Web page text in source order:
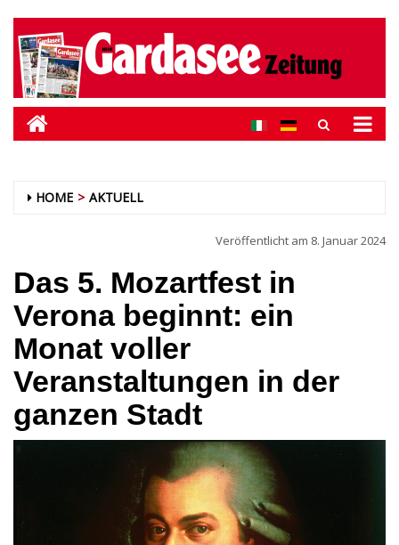
HOME AKTUELL
Veröffentlicht am 8. Januar 2024
Das 5. Mozartfest in
Verona beginnt: ein
Monat voller
Veranstaltungen in der
ganzen Stadt